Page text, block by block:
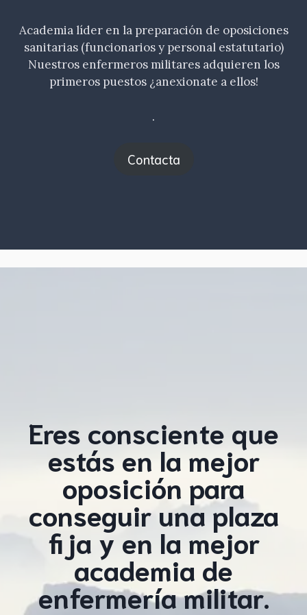
Academia líder en la preparación de oposiciones
sanitarias (funcionarios y personal estatutario)
Nuestros enfermeros militares adquieren los
primeros puestos ¿anexionate a ellos!
.
Contacta
Eres consciente que
estás en la mejor
oposición para
conseguir una plaza
fija y en la mejor
academia de
enfermería militar.